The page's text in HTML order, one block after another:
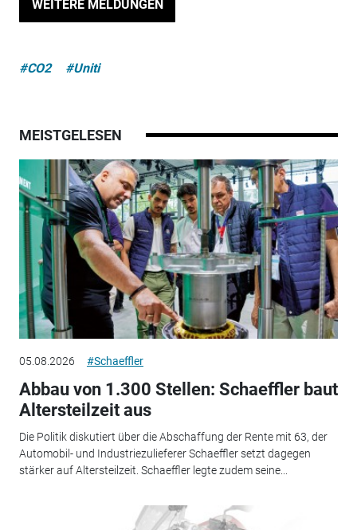
WEITERE MELDUNGEN
#CO2 #Uniti
MEISTGELESEN
05.08.2026 #Schaeffler
Abbau von 1.300 Stellen: Schaeffler baut
Altersteilzeit aus
Die Politik diskutiert über die Abschaffung der Rente mit 63, der
Automobil- und Industriezulieferer Schaeffler setzt dagegen
stärker auf Altersteilzeit. Schaeffler legte zudem seine...